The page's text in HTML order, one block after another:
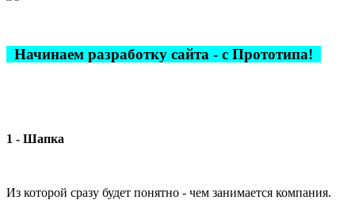
Начинаем разработку сайта - с Прототипа!
1 - Шапка
Из которой сразу будет понятно - чем занимается компания.